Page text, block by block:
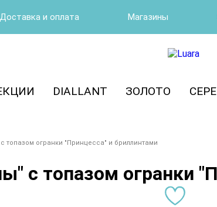
Доставка и оплата Магазины
DIALLANT ЗОЛОТО
топазом огранки "Принцесса" и бриллинтами
с топазом огранки